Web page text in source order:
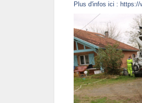
Plus d'infos ici : https://